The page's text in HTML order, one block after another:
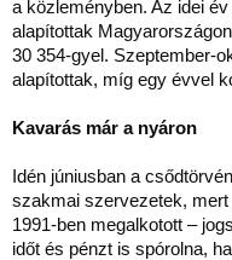
a közleményben. Az idei
alapítottak
30 354-gyel. Szeptember-
alapítottak, míg egy évvel
Kavarás már a nyáron
Idén júniusban a
szakmai szervezetek,
1991-ben megalkotott –
időt és pénzt is spórolna,